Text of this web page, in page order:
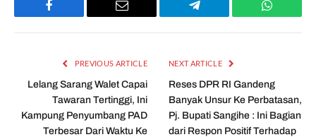
Facebook Email Telegram
PREVIOUS ARTICLE
Lelang Sarang Walet Capai
Tawaran Tertinggi, Ini
Kampung Penyumbang PAD
Terbesar Dari Waktu Ke
NEXT ARTICLE
Reses DPR RI Gandeng
Banyak Unsur Ke Perbatasan,
Pj. Bupati Sangihe : Ini Bagian
dari Respon Positif Terhadap